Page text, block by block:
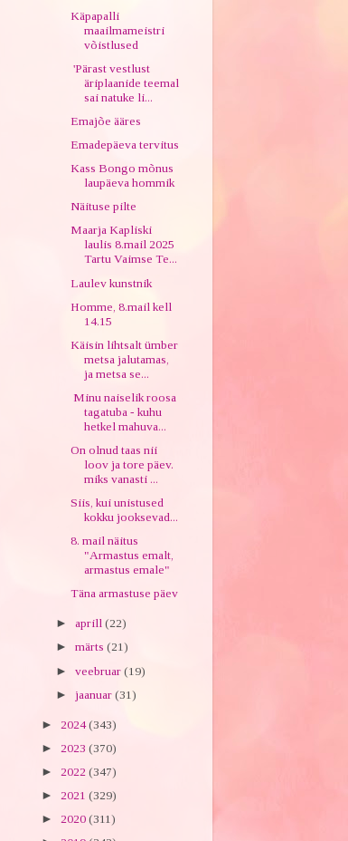
Käpapalli
maailmameistri
võistlused
'Pärast vestlust
äriplaanide teemal
sai natuke li...
Emajõe ääres
Emadepäeva tervitus
Kass Bongo mõnus
laupäeva hommik
Näituse pilte
Maarja Kapliski
laulis 8.mail 2025
Tartu Vaimse Te...
Laulev kunstnik
Homme, 8.mail kell
14.15
Käisin lihtsalt ümber
metsa jalutamas,
ja metsa se...
Minu naiselik roosa
tagatuba - kuhu
hetkel mahuva...
On olnud taas nii
loov ja tore päev.
miks vanasti ...
Siis, kui unistused
kokku jooksevad...
8. mail näitus
"Armastus emalt,
armastus emale"
Täna armastuse päev
► aprill (22)
► märts (21)
► veebruar (19)
► jaanuar (31)
► 2024(343)
► 2023 (370)
► 2022 (347)
► 2021 (329)
► 2020 (311)